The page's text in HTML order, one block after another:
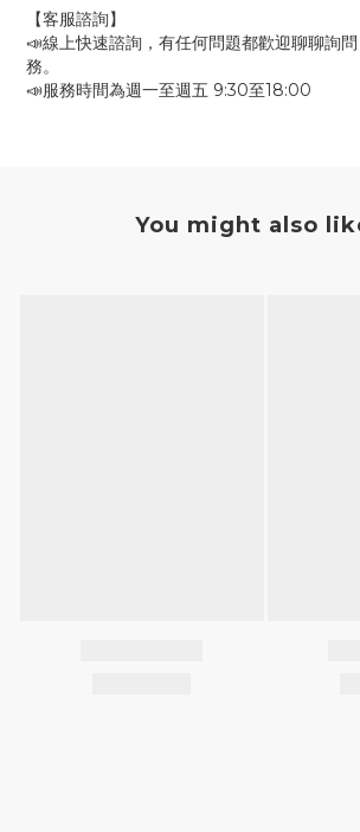
【客服諮詢】
📣線上快速諮詢，有任何問題都歡迎聊聊詢
務。
📣服務時間為週一至週五 9:30至18:00
You might also